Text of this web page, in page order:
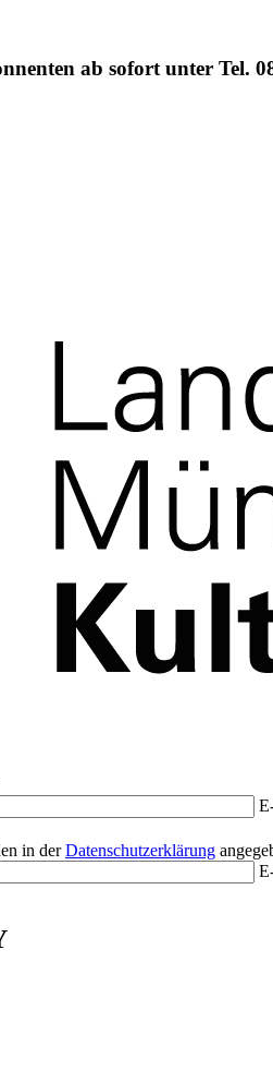
ab sofort unter Tel.
in derDatenschutzerklärung